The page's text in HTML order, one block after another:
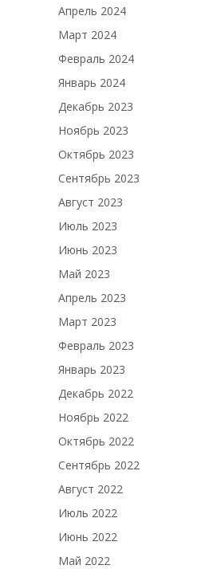
Апрель 2024
Март 2024
Февраль 2024
Январь 2024
Декабрь 2023
Ноябрь 2023
Октябрь 2023
Сентябрь 2023
Август 2023
Июль 2023
Июнь 2023
Май 2023
Апрель 2023
Март 2023
Февраль 2023
Январь 2023
Декабрь 2022
Ноябрь 2022
Октябрь 2022
Сентябрь 2022
Август 2022
Июль 2022
Июнь 2022
Май 2022